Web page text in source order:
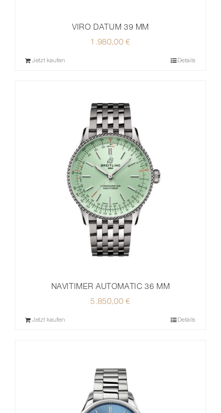
VIRO DATUM 39 MM
1.980,00€
Jetzt kaufen Details
NAVITIMER AUTOMATIC 36 MM
5.850,00€
Jetzt kaufen Details